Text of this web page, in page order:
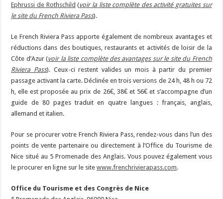
Ephrussi de Rothschild (voir la liste complète des activité gratuites sur
le site du French Riviera Pass).
Le French Riviera Pass apporte également de nombreux avantages et
réductions dans des boutiques, restaurants et activités de loisir de la
Côte d’Azur (voir la liste complète des avantages sur le site du French
Riviera Pass). Ceux-ci restent valides un mois à partir du premier
passage activant la carte. Déclinée en trois versions de 24 h, 48 h ou 72
h, elle est proposée au prix de 26€, 38€ et 56€ et s’accompagne d’un
guide de 80 pages traduit en quatre langues : français, anglais,
allemand et italien.
Pour se procurer votre French Riviera Pass, rendez-vous dans l’un des
points de vente partenaire ou directement à l’Office du Tourisme de
Nice situé au 5 Promenade des Anglais. Vous pouvez également vous
le procurer en ligne sur le sitewww.frenchrivierapass.com.
Office du Tourisme et des Congrès de Nice